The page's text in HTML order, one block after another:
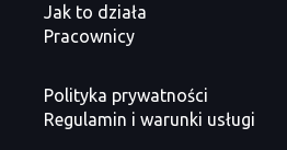
Jak to działa
Pracownicy
Polityka prywatności
Regulamin i warunki usługi